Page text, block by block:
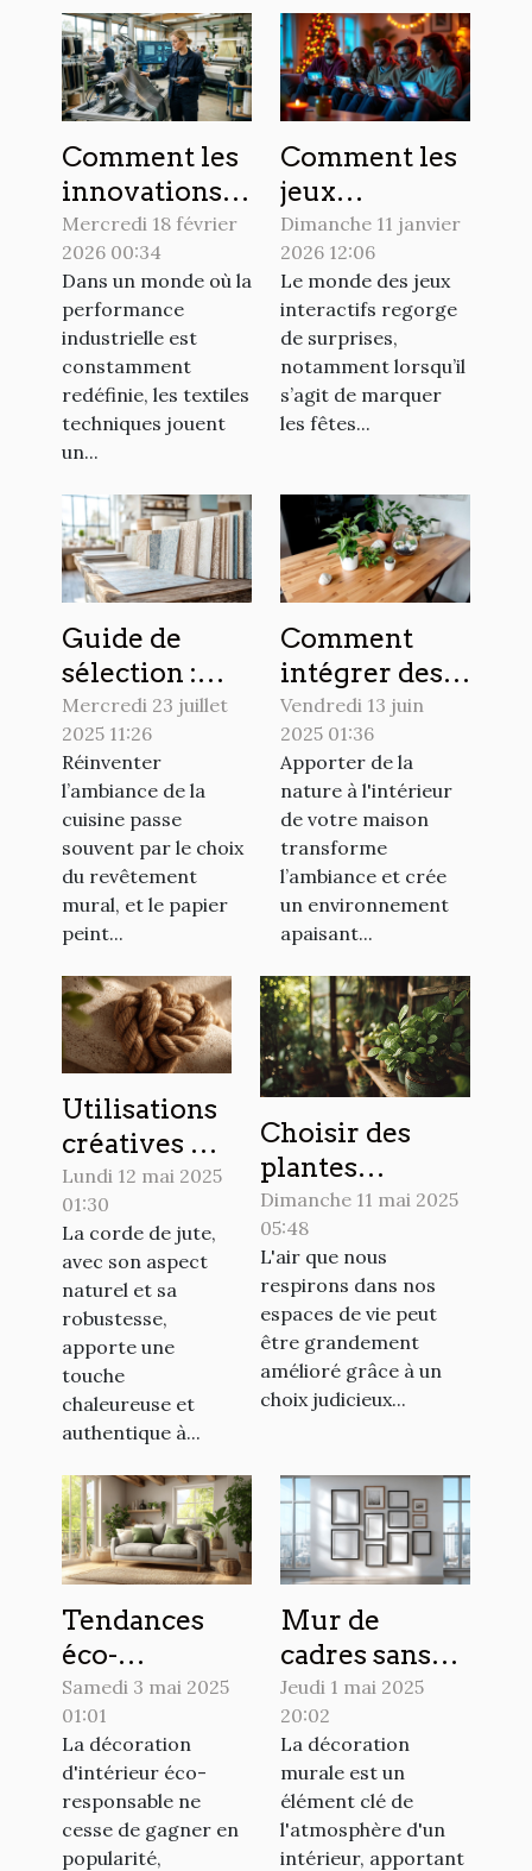
Comment les
innovations
en textiles
techniques
transforment-
elles le
secteur
industriel ?
Mercredi 18 février
2026 00:34
Dans un monde où la
performance
industrielle est
constamment
redéfinie, les textiles
techniques jouent
un...
Comment les
jeux
interactifs
célèbrent-ils
les fêtes
mondiales ?
Dimanche 11 janvier
2026 12:06
Le monde des jeux
interactifs regorge
de surprises,
notamment lorsqu’il
s’agit de marquer
les fêtes...
Guide de
sélection :
choisir le
papier peint
idéal pour
votre cuisine
Mercredi 23 juillet
2025 11:26
Réinventer
l’ambiance de la
cuisine passe
souvent par le choix
du revêtement
mural, et le papier
peint...
Comment
intégrer des
éléments
naturels dans
votre
décoration
intérieure
Vendredi 13 juin
2025 01:36
Apporter de la
nature à l'intérieur
de votre maison
transforme
l’ambiance et crée
un environnement
apaisant...
Utilisations
créatives de
la corde de
jute dans la
décoration
intérieure
Lundi 12 mai 2025
01:30
La corde de jute,
avec son aspect
naturel et sa
robustesse,
apporte une
touche
chaleureuse et
authentique à...
Choisir des
plantes
d'intérieur
purifiantes
pour un
environnement
sain et apaisant
Dimanche 11 mai 2025
05:48
L'air que nous
respirons dans nos
espaces de vie peut
être grandement
amélioré grâce à un
choix judicieux...
Tendances
éco-
responsables
en décoration
d'intérieur
pour 2023
Samedi 3 mai 2025
01:01
La décoration
d'intérieur éco-
responsable ne
cesse de gagner en
popularité,
Mur de
cadres sans
perçage des
alternatives
innovantes
pour votre
déco
Jeudi 1 mai 2025
20:02
La décoration
murale est un
élément clé de
l'atmosphère d'un
intérieur, apportant